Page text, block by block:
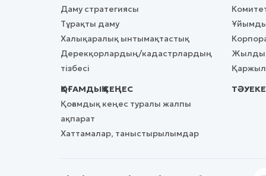
Даму стратегиясы
Тұрақты даму
Халықаралық ынтымақтастық
Дерекқорлардың/кадастрлардың
тізбесі
ҚОҒАМДЫҚ КЕҢЕС
Қоғамдық кеңес туралы жалпы
ақпарат
Хаттамалар, таныстырылымдар